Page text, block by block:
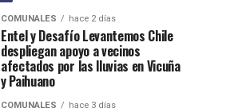
COMUNALES hace 2 días
Entel y Desafío Levantemos Chile
despliegan apoyo a vecinos
afectados por las lluvias en Vicuña
y Paihuano
COMUNALES hace 3 días